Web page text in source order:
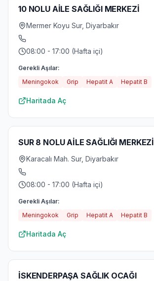
10 NOLU AİLE SAĞLIĞI MERKEZİ
Mermer Koyu Sur, Diyarbakır
08:00 - 17:00 (Hafta içi)
Gerekli Aşılar:
Meningokok
Grip Hepatit A Hepatit B
Haritada Aç
SUR 8 NOLU AİLE SAĞLIĞI MERKEZİ
Karacalı Mah. Sur, Diyarbakır
08:00 - 17:00 (Hafta içi)
Gerekli Aşılar:
Meningokok
Grip Hepatit A Hepatit B
Haritada Aç
İSKENDERPAŞA SAĞLIK OCAĞI